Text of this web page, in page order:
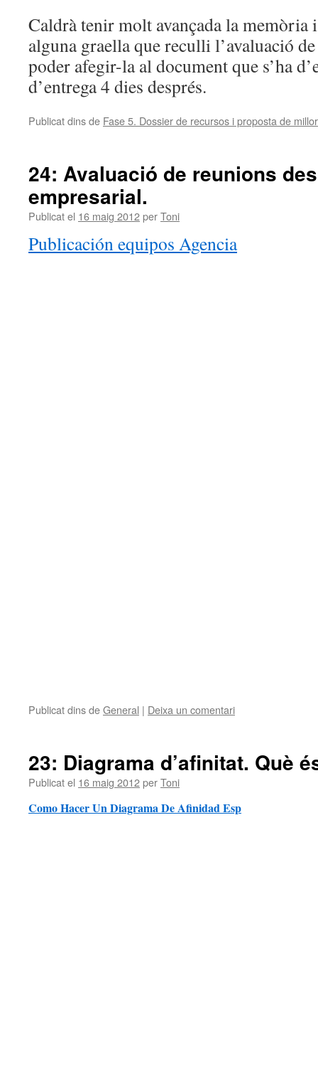
Caldrà tenir molt avançada la memòria
alguna graella que reculli l’avaluació
poder afegir-la al document que s’ha
d’entrega 4 dies després.
Publicat dins de Fase 5. Dossier de recursos i proposta de
24: Avaluació de reunions
empresarial.
Publicat el 16 maig 2012perToni
Publicación equipos Agencia
Publicat dins deGeneral | Deixa un comentari
23: Diagrama d’afinitat. Què
Publicat el 16 maig 2012perToni
Como Hacer Un Diagrama De Afinidad Esp